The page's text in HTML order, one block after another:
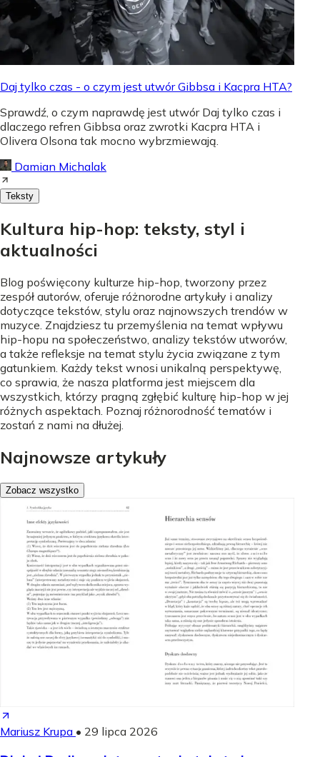
Daj tylko czas - o czym jest utwór Gibbsa i Kacpra HTA?
Sprawdź, o czym naprawdę jest utwór Daj tylko czas i
dlaczego refren Gibbsa oraz zwrotki Kacpra HTA i
Olivera Olsona tak mocno wybrzmiewają.
Damian Michalak
Teksty
Kultura hip-hop: teksty, styl i
aktualności
Blog poświęcony kulturze hip-hop, tworzony przez
zespół autorów, oferuje różnorodne artykuły i analizy
dotyczące tekstów, stylu oraz najnowszych trendów w
muzyce. Znajdziesz tu przemyślenia na temat wpływu
hip-hopu na społeczeństwo, analizy tekstów utworów,
a także refleksje na temat stylu życia związane z tym
gatunkiem. Każdy tekst wnosi unikalną perspektywę,
co sprawia, że nasza platforma jest miejscem dla
wszystkich, którzy pragną zgłębić kulturę hip-hop w jej
różnych aspektach. Poznaj różnorodność tematów i
zostań z nami na dłużej.
Najnowsze artykuły
Zobacz wszystko
Mariusz Krupa • 29 lipca 2026